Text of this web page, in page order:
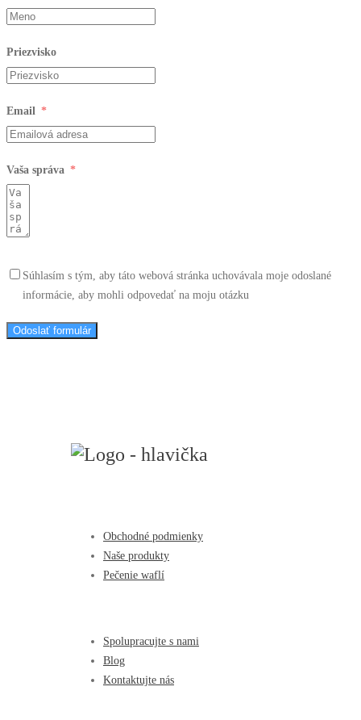
Priezvisko
Email
Vaša správa
Súhlasím s tým, aby táto webová stránka uchovávala moje odoslané
informácie, aby mohli odpovedať na moju otázku
Odoslať formulár
Obchodné podmienky
Naše produkty
Pečenie waflí
Spolupracujte s nami
Blog
Kontaktujte nás